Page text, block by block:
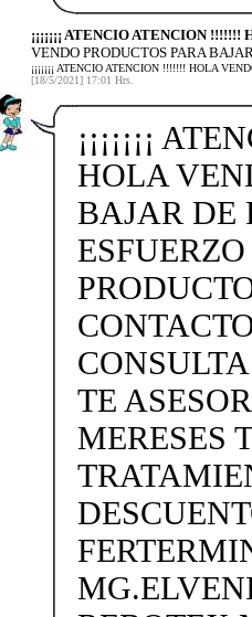
¡¡¡¡¡¡¡ ATENCIO ATENCION
VENDO PRODUCTOS PARA
¡¡¡¡¡¡¡ ATENCIO ATENCION !!!!!!! HOLA
[18/5/2021] 17:01 Hrs.
¡¡¡¡¡¡¡
HOLA
BAJAR DE
TE
MERESES